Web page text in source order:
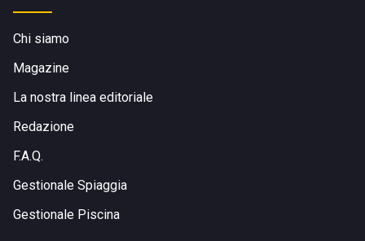
Chi siamo
Magazine
La nostra linea editoriale
Redazione
F.A.Q.
Gestionale Spiaggia
Gestionale Piscina